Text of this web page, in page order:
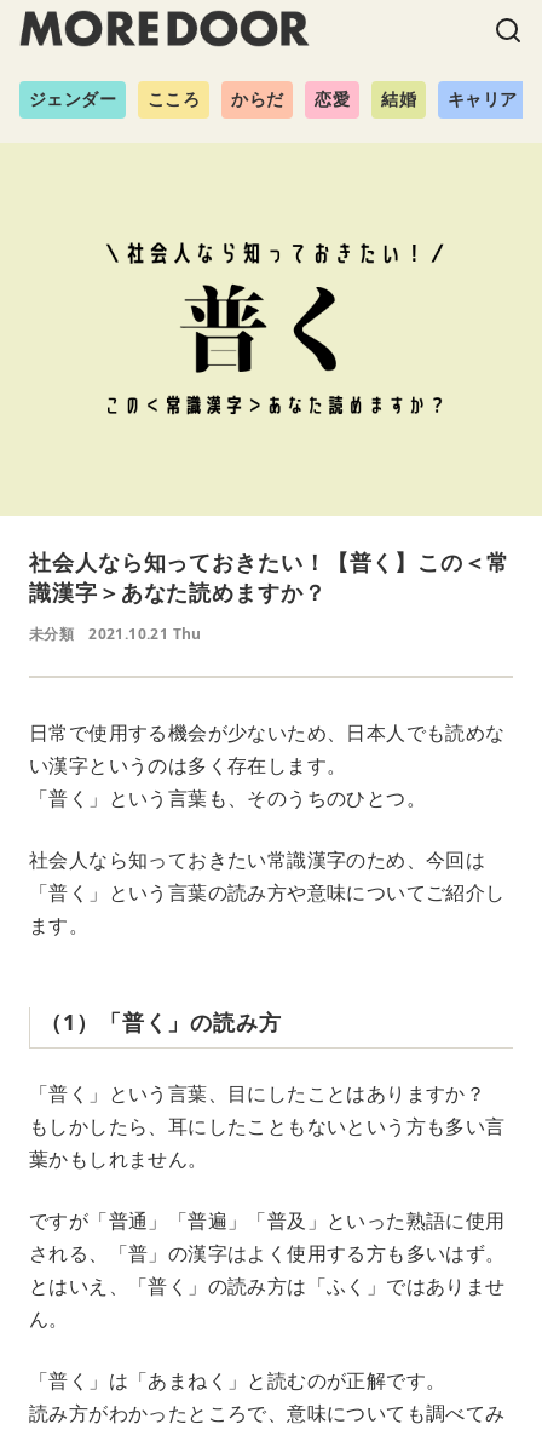
ジェンダー こころ からだ 恋愛 結婚 キャリア
社会人なら知っておきたい！【普く】この＜常
識漢字＞あなた読めますか？
未分類 2021.10.21 Thu
日常で使用する機会が少ないため、日本人でも読めな
い漢字というのは多く存在します。
「普く」という言葉も、そのうちのひとつ。
社会人なら知っておきたい常識漢字のため、今回は
「普く」という言葉の読み方や意味についてご紹介し
ます。
（1）「普く」の読み方
「普く」という言葉、目にしたことはありますか？
もしかしたら、耳にしたこともないという方も多い言
葉かもしれません。
ですが「普通」「普遍」「普及」といった熟語に使用
される、「普」の漢字はよく使用する方も多いはず。
とはいえ、「普く」の読み方は「ふく」ではありませ
ん。
「普く」は「あまねく」と読むのが正解です。
読み方がわかったところで、意味についても調べてみ